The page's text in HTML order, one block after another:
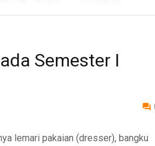
Semester I
lemari pakaian (dresser), bangku